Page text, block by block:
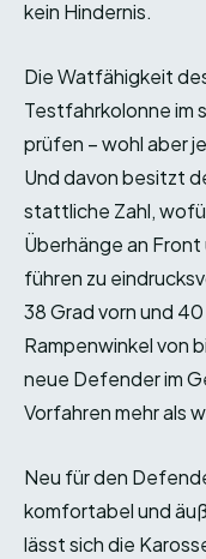
kein Hindernis.
Die Watfähigkeit
Testfahrkolonne im
prüfen – wohl aber
Und davon besitzt
stattliche Zahl,
Überhänge an
führen zu
38 Grad vorn und
Rampenwinkel von
neue Defender im
Vorfahren mehr als
Neu für den
komfortabel und
lässt sich die